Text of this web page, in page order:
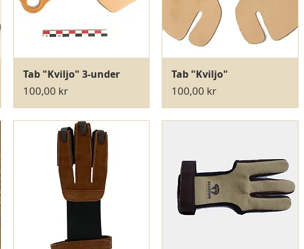
Hurtigvisning
Tab "Kviljo" 3-under
Pris
100,00 kr
Hurtigvisning
Tab "Kviljo"
Pris
100,00 kr